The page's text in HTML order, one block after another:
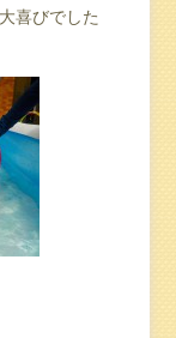
喜びでした